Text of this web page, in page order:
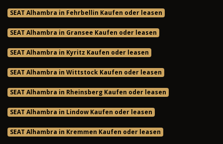
SEAT Alhambra in Fehrbellin Kaufen oder leasen
SEAT Alhambra in Gransee Kaufen oder leasen
SEAT Alhambra in Kyritz Kaufen oder leasen
SEAT Alhambra in Wittstock Kaufen oder leasen
SEAT Alhambra in Rheinsberg Kaufen oder leasen
SEAT Alhambra in Lindow Kaufen oder leasen
SEAT Alhambra in Kremmen Kaufen oder leasen